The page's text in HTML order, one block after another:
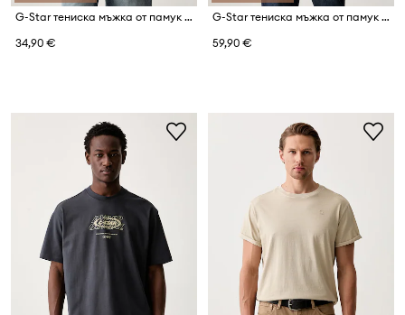
G-Star тениска мъжка от памук Box globe gr
34,90 €
G-Star тениска мъжка от памук Back gr relaxed
59,90 €